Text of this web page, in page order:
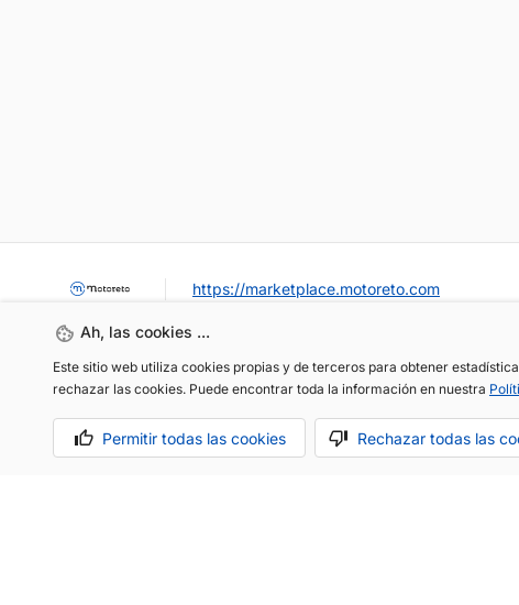
Ah, las cookies ...
Este sitio web utiliza cookies propias y de terceros para obtener
rechazar las cookies. Puede encontrar toda la información en nuestra
Permitir todas las cookies Rechazar todas las
https://marketplace.motoreto.com